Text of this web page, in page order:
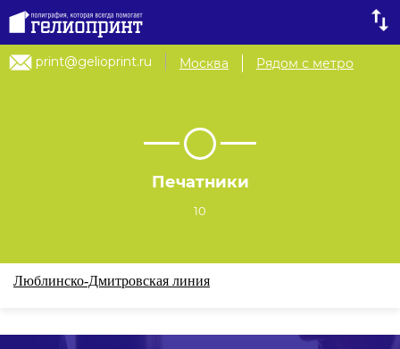
print@gelioprint.ru Москва Рядом с метро
Печатники
10
Люблинско-Дмитровская линия